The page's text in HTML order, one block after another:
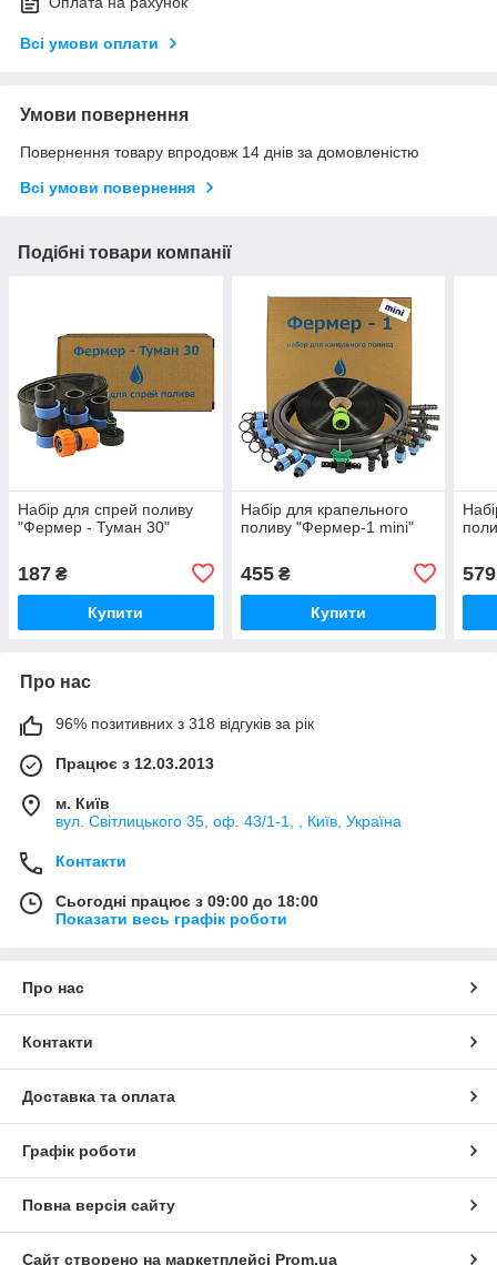
Всі умови оплати
Умови повернення
Повернення товару впродовж 14 днів за домовленістю
Всі умови повернення
Подібні товари компанії
Набір для спрей поливу
"Фермер - Туман 30"
187 ₴
Купити
Набір для крапельного
поливу "Фермер-1 mini"
455₴
Купити
579
Про нас
96% позитивних з 318 відгуків за рік
Працює з 12.03.2013
м. Київ
вул. Світлицького 35, оф. 43/1-1, , Київ, Україна
Контакти
Сьогодні працює з 09:00 до 18:00
Показати весь графік роботи
Про нас
Контакти
Доставка та оплата
Графік роботи
Повна версія сайту
Сайт створено на маркетплейсі Prom.ua